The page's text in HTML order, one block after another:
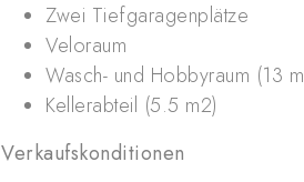
Zwei Tiefgaragenplätze
Veloraum
Wasch- und Hobbyraum (13
Kellerabteil (5.5 m2)
Verkaufskonditionen